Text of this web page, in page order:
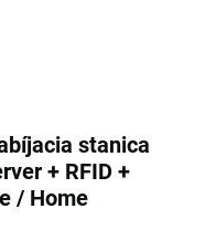
stanica
+ RFID +
/ Home